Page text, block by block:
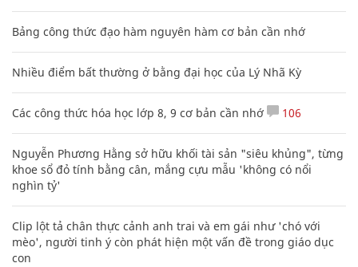
Bảng công thức đạo hàm nguyên hàm cơ bản cần nhớ
Nhiều điểm bất thường ở bằng đại học của Lý Nhã Kỳ
Các công thức hóa học lớp 8, 9 cơ bản cần nhớ 106
Nguyễn Phương Hằng sở hữu khối tài sản "siêu khủng", từng
khoe sổ đỏ tính bằng cân, mắng cựu mẫu 'không có nổi
nghìn tỷ'
Clip lột tả chân thực cảnh anh trai và em gái như 'chó với
mèo', người tinh ý còn phát hiện một vấn đề trong giáo dục
con